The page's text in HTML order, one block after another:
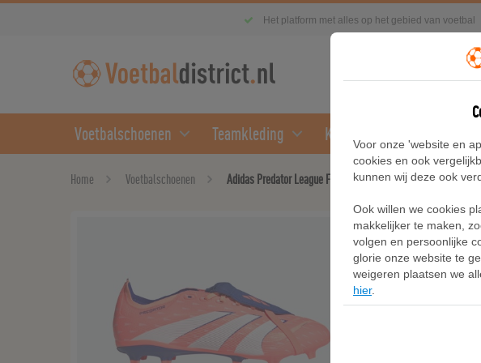
Het platform met alles op het gebied van voetbal
Voetbalschoenen Teamkleding Kleding
Home Voetbalschoenen Adidas Predator League Fold-Over Tongue Stevige/Multi-
Adidas
schoenen
Voor onze 'website en
cookies en ook
kunnen wij deze ook
Ook willen we cookies
makkelijker te maken,
volgen en persoonlijke
glorie onze website te
weigeren plaatsen we
hier.